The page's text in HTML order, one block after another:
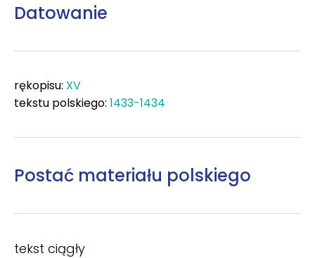
Datowanie
rękopisu: XV
tekstu polskiego: 1433-1434
Postać materiału polskiego
tekst ciągły